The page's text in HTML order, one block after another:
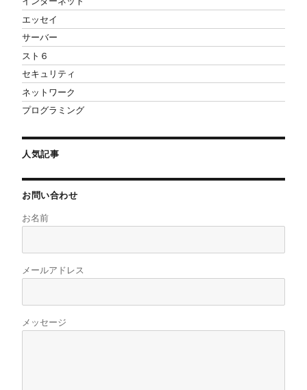
エッセイ
サーバー
スト６
セキュリティ
ネットワーク
プログラミング
人気記事
お問い合わせ
お名前
メールアドレス
メッセージ